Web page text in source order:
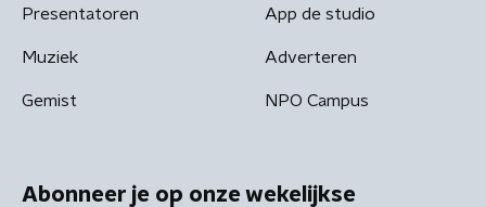
Presentatoren
Muziek
Gemist
App de studio
Adverteren
NPO Campus
Abonneer je op onze wekelijkse